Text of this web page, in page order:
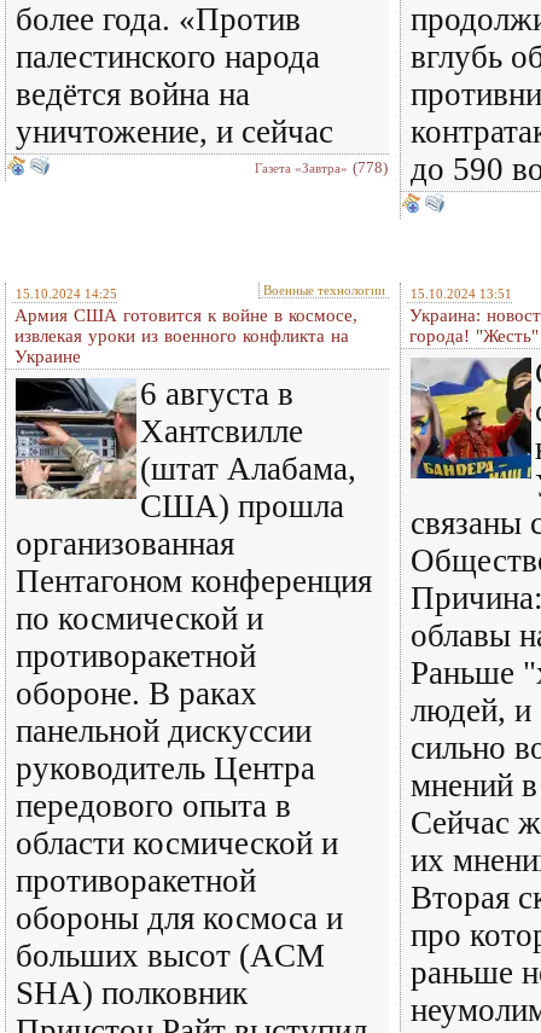
более года. «Против
палестинского народа
ведётся война на
уничтожение, и сейчас
Газета «Завтра» (778)
вглубь
до 590
15.10.2024 14:25 Военные технологии
Армия США готовится к войне в космосе,
извлекая уроки из военного конфликта на
Украине
6 августа в
Хантсвилле
(штат Алабама,
США) прошла
организованная
Пентагоном конференция
по космической и
противоракетной
обороне. В раках
панельной дискуссии
руководитель Центра
передового опыта в
области космической и
противоракетной
обороны для космоса и
больших высот (ACM
SHA) полковник
15.10.2024 13:51
Украина:
города!
связаны
облавы
Раньше
людей, и
сильно
мнений в
Сейчас
их
Вторая
про
раньше